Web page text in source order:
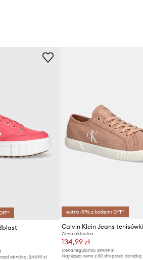
obniżką: 249,99 zł
extra -5% z kodem: OFF*
Cena aktualna:
134,99 zł
Cena regularna:299,99 zł
Najniższa cena z 30 dni przed obniżką: